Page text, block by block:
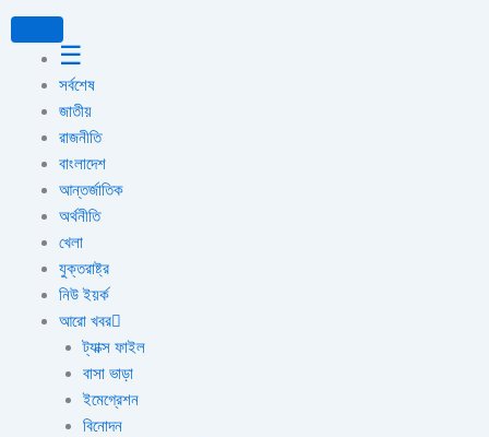
Skip
to
content
☰
সর্বশেষ
জাতীয়
রাজনীতি
বাংলাদেশ
আন্তর্জাতিক
অর্থনীতি
খেলা
যুক্তরাষ্ট্র
নিউ ইয়র্ক
আরো খবর
ট্যাক্স ফাইল
বাসা ভাড়া
ইমেগ্রেশন
বিনোদন